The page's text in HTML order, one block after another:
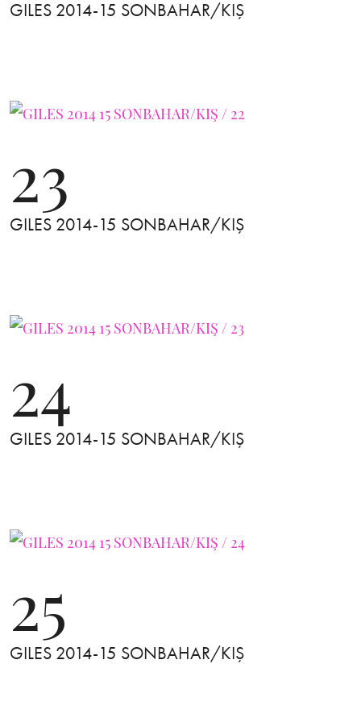
GILES 2014-15 SONBAHAR/KIŞ
23
GILES 2014-15 SONBAHAR/KIŞ
24
GILES 2014-15 SONBAHAR/KIŞ
25
GILES 2014-15 SONBAHAR/KIŞ